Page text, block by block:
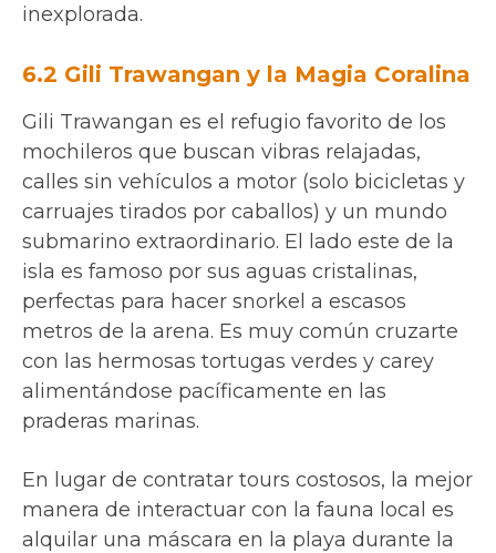
inexplorada.
6.2 Gili Trawangan y la Magia Coralina
Gili Trawangan es el refugio favorito de los
mochileros que buscan vibras relajadas,
calles sin vehículos a motor (solo bicicletas y
carruajes tirados por caballos) y un mundo
submarino extraordinario. El lado este de la
isla es famoso por sus aguas cristalinas,
perfectas para hacer snorkel a escasos
metros de la arena. Es muy común cruzarte
con las hermosas tortugas verdes y carey
alimentándose pacíficamente en las
praderas marinas.
En lugar de contratar tours costosos, la mejor
manera de interactuar con la fauna local es
alquilar una máscara en la playa durante la